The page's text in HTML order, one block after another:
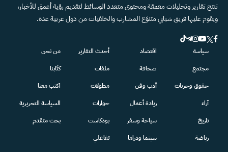
تنتج تقارير وتحليلات معمقة ومحتوى متعدد الوسائط لتقديم رؤية أعمق للأخبار،
ويقوم عليها فريق شبابي متنوّع المشارب والخلفيات من دول عربية عدة.
سياسة
مجتمع
حقوق وحريات
آراء
تاريخ
رياضة
اقتصاد
صحافة
أدب وفن
ريادة أعمال
سياحة وسفر
سينما ودراما
أحدث التقارير
ملفات
مطولات
حوارات
بودكاست
تفاعلي
من نحن
كتّابنا
اكتب معنا
السياسة التحريرية
بحث متقدم